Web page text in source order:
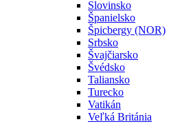
Slovinsko
Španielsko
Špicbergy (NOR)
Srbsko
Švajčiarsko
Švédsko
Taliansko
Turecko
Vatikán
Veľká Británia